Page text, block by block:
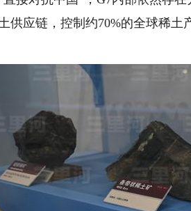
应链，控制约70%的全球稀土